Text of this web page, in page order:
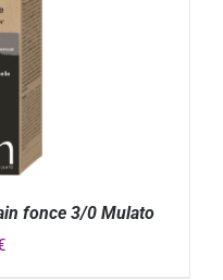
fonce 3/0 Mulato